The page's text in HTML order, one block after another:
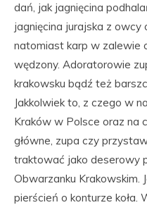
dań, jak jagnięcina
jagnięcina jurajska z
natomiast karp w zalewie
wędzony. Adoratorowie
krakowsku bądź też
Jakkolwiek to, z czego w
Kraków w Polsce oraz na
główne, zupa czy
traktować jako deserowy
Obwarzanku Krakowskim.
pierścień o konturze koła.